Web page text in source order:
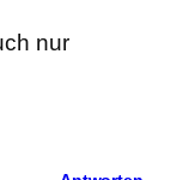
nur